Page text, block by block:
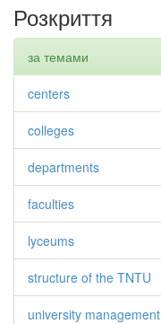
Розкриття
за темами
centers
colleges
departments
faculties
lyceums
structure of the TNTU
university management